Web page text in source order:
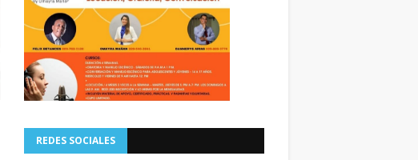
REDES SOCIALES